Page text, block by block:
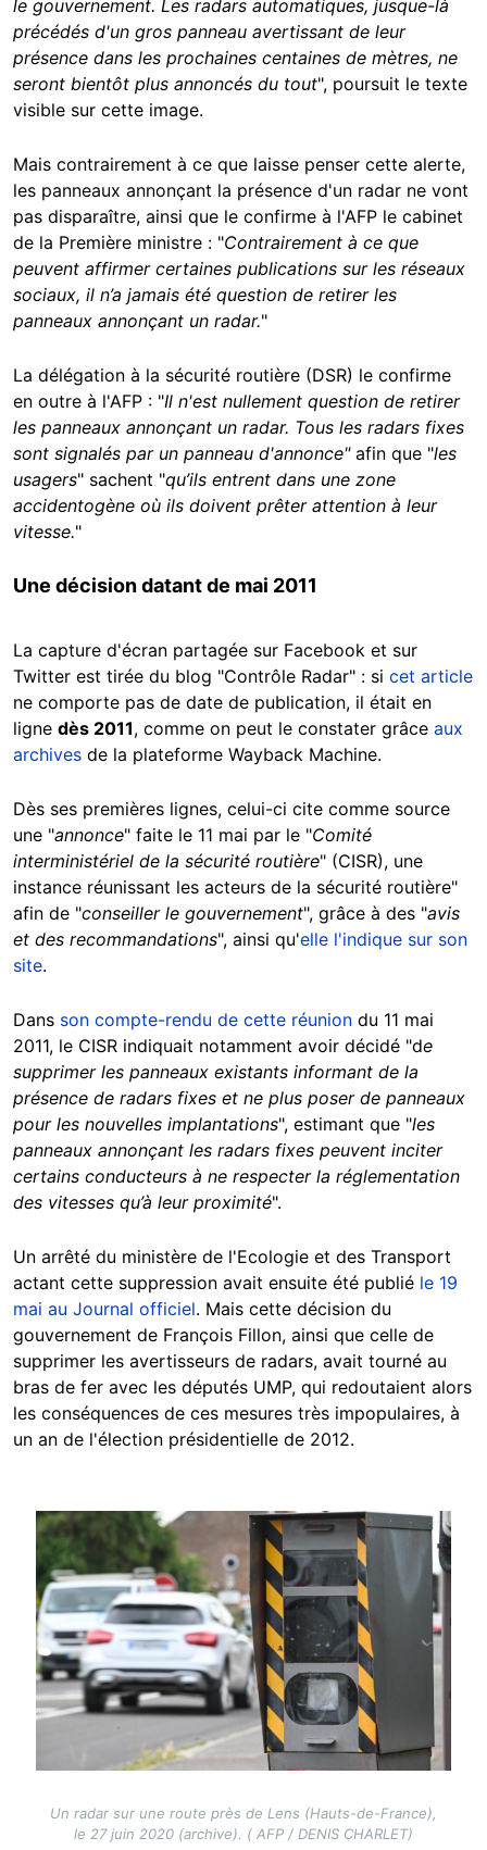
le gouvernement. Les radars automatiques, jusque-là
précédés d'un gros panneau avertissant de leur
présence dans les prochaines centaines de mètres, ne
seront bientôt plus annoncés du tout", poursuit le texte
visible sur cette image.
Mais contrairement à ce que laisse penser cette alerte,
les panneaux annonçant la présence d'un radar ne vont
pas disparaître, ainsi que le confirme à l'AFP le cabinet
de la Première ministre : "Contrairement à ce que
peuvent affirmer certaines publications sur les réseaux
sociaux, il n’a jamais été question de retirer les
panneaux annonçant un radar."
La délégation à la sécurité routière (DSR) le confirme
en outre à l'AFP : "Il n'est nullement question de retirer
les panneaux annonçant un radar. Tous les radars fixes
sont signalés par un panneau d'annonce" afin que "les
usagers" sachent "qu’ils entrent dans une zone
accidentogène où ils doivent prêter attention à leur
vitesse."
Une décision datant de mai 2011
La capture d'écran partagée sur Facebook et sur
Twitter est tirée du blog "Contrôle Radar" : si cet article
ne comporte pas de date de publication, il était en
ligne dès 2011, comme on peut le constater grâce aux
archives de la plateforme Wayback Machine.
Dès ses premières lignes, celui-ci cite comme source
une "annonce" faite le 11 mai par le "Comité
interministériel de la sécurité routière" (CISR), une
instance réunissant les acteurs de la sécurité routière"
afin de "conseiller le gouvernement", grâce à des "avis
et des recommandations", ainsi qu'elle l'indique sur son
site.
Dans son compte-rendu de cette réunion du 11 mai
2011, le CISR indiquait notamment avoir décidé "de
supprimer les panneaux existants informant de la
présence de radars fixes et ne plus poser de panneaux
pour les nouvelles implantations", estimant que "les
panneaux annonçant les radars fixes peuvent inciter
certains conducteurs à ne respecter la réglementation
des vitesses qu’à leur proximité".
Un arrêté du ministère de l'Ecologie et des Transport
actant cette suppression avait ensuite été publié le 19
mai au Journal officiel. Mais cette décision du
gouvernement de François Fillon, ainsi que celle de
supprimer les avertisseurs de radars, avait tourné au
bras de fer avec les députés UMP, qui redoutaient alors
les conséquences de ces mesures très impopulaires, à
un an de l'élection présidentielle de 2012.
Image
Un radar sur une route près de Lens (Hauts-de-France),
le 27 juin 2020 (archive). ( AFP / DENIS CHARLET)